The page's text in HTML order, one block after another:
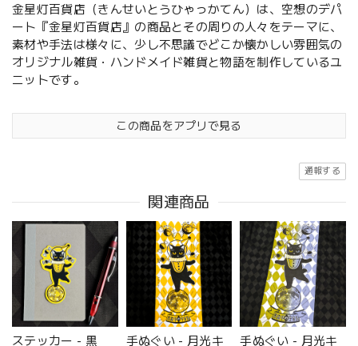
金星灯百貨店（きんせいとうひゃっかてん）は、空想のデパ
ート『金星灯百貨店』の商品とその周りの人々をテーマに、
素材や手法は様々に、少し不思議でどこか懐かしい雰囲気の
オリジナル雑貨・ハンドメイド雑貨と物語を制作しているユ
ニットです。
この商品をアプリで見る
通報する
関連商品
ステッカー - 黒 手ぬぐい - 月光キ 手ぬぐい - 月光キ